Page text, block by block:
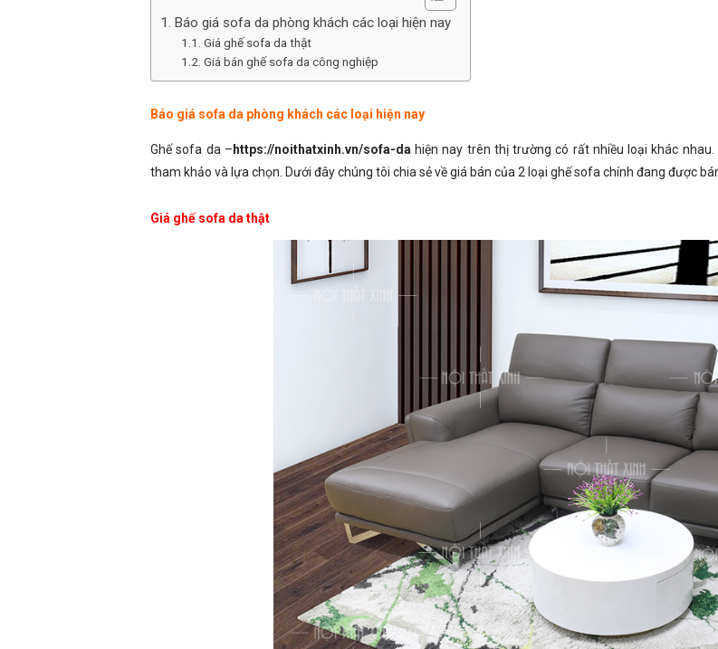
Báo giá sofa da phòng khách các loại hiện nay
Giá ghế sofa da thật
Giá bán ghế sofa da công nghiệp
Báo giá sofa da phòng khách các loại hiện nay
Ghế sofa da – https://noithatxinh.vn/sofa-da hiện nay trên thị trường có rất nhiều loại khác nhau.
tham khảo và lựa chọn. Dưới đây chúng tôi chia sẻ về giá bán của 2 loại ghế sofa chính đang được
Giá ghế sofa da thật